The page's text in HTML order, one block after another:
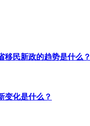
移民新政的趋势是什么？
变化是什么？